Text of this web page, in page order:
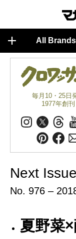
All Brands
毎月10・25日
1977年創刊
Next Issue
No. 976 –
夏野菜×